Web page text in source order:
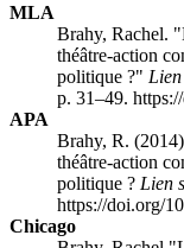
MLA
Brahy, Rachel.
théâtre-action
politique ?"
p. 31–49.
APA
Brahy, R.
théâtre-action
politique ? Lien
https://doi.org/
Chicago